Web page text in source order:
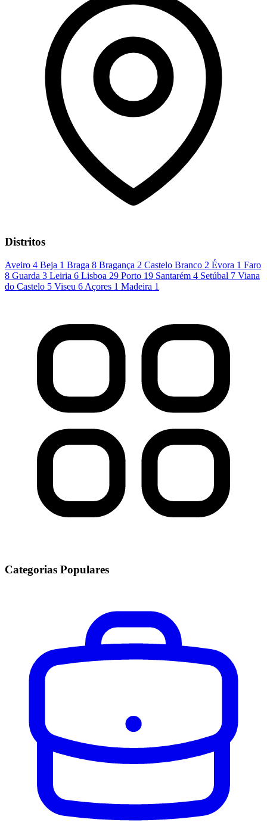
Distritos
Aveiro 4 Beja 1 Braga 8 Bragança 2 Castelo Branco 2 Évora 1 Faro
8 Guarda 3 Leiria 6 Lisboa 29 Porto 19 Santarém 4 Setúbal 7 Viana
do Castelo 5 Viseu 6 Açores 1 Madeira 1
Categorias Populares